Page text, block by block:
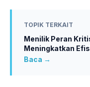
TOPIK TERKAIT
Menilik Peran
Meningkatkan
Baca →